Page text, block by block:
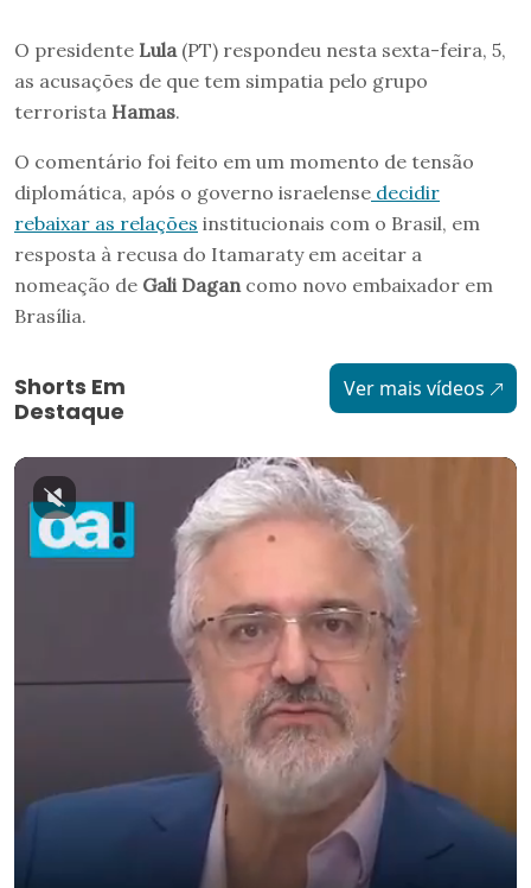
O presidente Lula (PT) respondeu nesta sexta-feira, 5,
as acusações de que tem simpatia pelo grupo
terrorista Hamas.
O comentário foi feito em um momento de tensão
diplomática, após o governo israelense decidir
rebaixar as relações institucionais com o Brasil, em
resposta à recusa do Itamaraty em aceitar a
nomeação de Gali Dagan como novo embaixador em
Brasília.
Shorts Em
Destaque
Ver mais vídeos